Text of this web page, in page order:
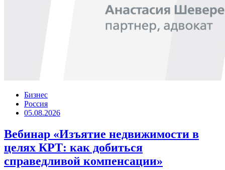
Бизнес
Россия
05.08.2026
Вебинар «Изъятие недвижимости в
целях КРТ: как добиться
справедливой компенсации»